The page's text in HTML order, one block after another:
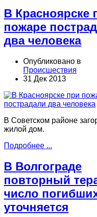
В Красноярске
пожаре
два человека
Опубликовано в
Происшествия
31 Дек 2013
В Советском районе
жилой дом.
Подробнее ...
В Волгограде
повторный
число
уточняется